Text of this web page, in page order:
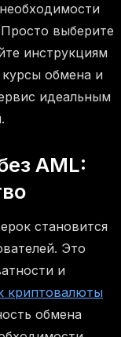
выберите
инструкциям
обмена и
идеальным
AML:
становится
Это
и
криптовалюты
обмена